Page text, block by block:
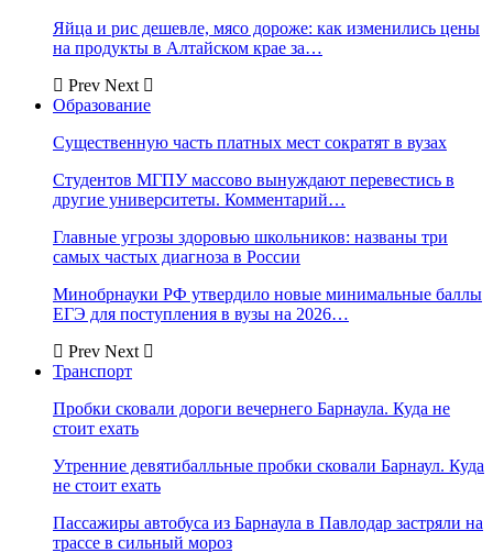
Яйца и рис дешевле, мясо дороже: как изменились цены
на продукты в Алтайском крае за…
Prev Next
Образование
Существенную часть платных мест сократят в вузах
Студентов МГПУ массово вынуждают перевестись в
другие университеты. Комментарий…
Главные угрозы здоровью школьников: названы три
самых частых диагноза в России
Минобрнауки РФ утвердило новые минимальные баллы
ЕГЭ для поступления в вузы на 2026…
Prev Next
Транспорт
Пробки сковали дороги вечернего Барнаула. Куда не
стоит ехать
Утренние девятибалльные пробки сковали Барнаул. Куда
не стоит ехать
Пассажиры автобуса из Барнаула в Павлодар застряли на
трассе в сильный мороз